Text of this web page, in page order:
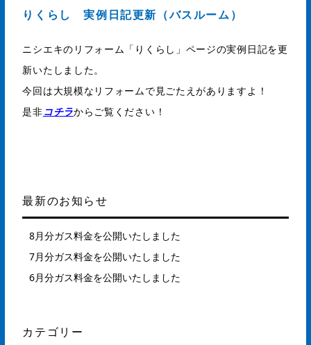
りくらし 実例日記更新（バスルーム）
ニシエキのリフォーム「りくらし」ページの実例日記を更
新いたしました。
今回は大規模なリフォームで見ごたえがありますよ！
是非コチラからご覧ください！
最新のお知らせ
8月分ガス料金を公開いたしました
7月分ガス料金を公開いたしました
6月分ガス料金を公開いたしました
カテゴリー